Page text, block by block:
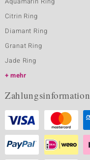
Citrin Ring
Diamant Ring
Granat Ring
Jade Ring
mehr
Zahlungsinformation